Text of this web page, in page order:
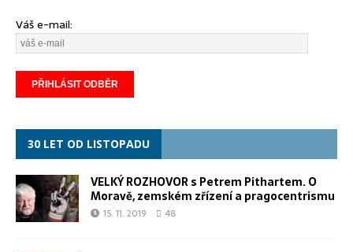
Váš e-mail:
30 LET OD LISTOPADU
VELKÝ ROZHOVOR s Petrem Pithartem. O
Moravě, zemském zřízení a pragocentrismu
15. 11. 2019 48